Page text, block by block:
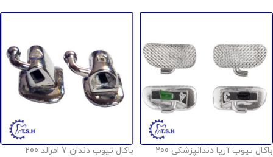
باکال تیوب آریا دندانپزشکی 200
باکال تیوب دندان 7 امرالد 200